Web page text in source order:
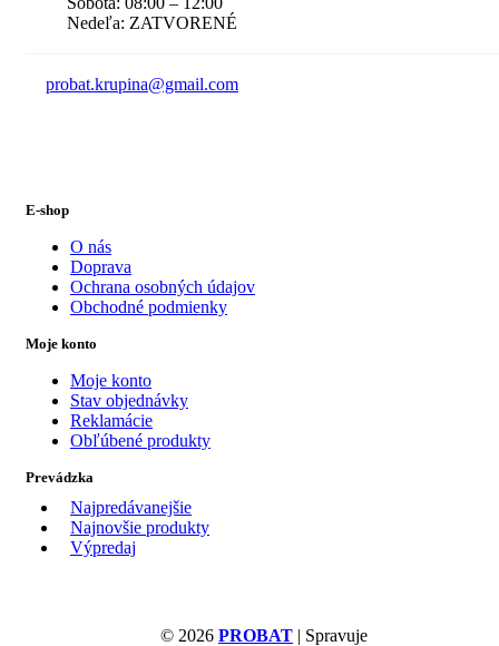
Nedeľa: ZATVORENÉ
probat.krupina@gmail.com
E-shop
O nás
Doprava
Ochrana osobných údajov
Obchodné podmienky
Moje konto
Moje konto
Stav objednávky
Reklamácie
Obľúbené produkty
Prevádzka
Najpredávanejšie
Najnovšie produkty
Výpredaj
© 2026 PROBAT | Spravuje